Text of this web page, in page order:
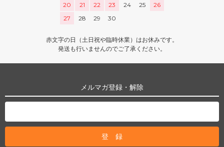
20
21 22 23 24 25
26
27
28 29 30
赤文字の日（土日祝や臨時休業）はお休みです。
発送も行いませんのでご了承ください。
メルマガ登録・解除